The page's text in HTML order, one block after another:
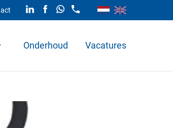
Onderhoud Vacatures